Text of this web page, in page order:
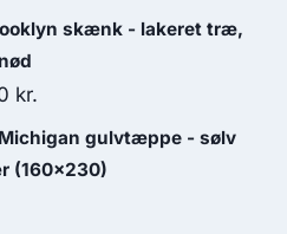
skænk - lakeret træ,
kr.
Michigan gulvtæppe - sølv
(160x230)